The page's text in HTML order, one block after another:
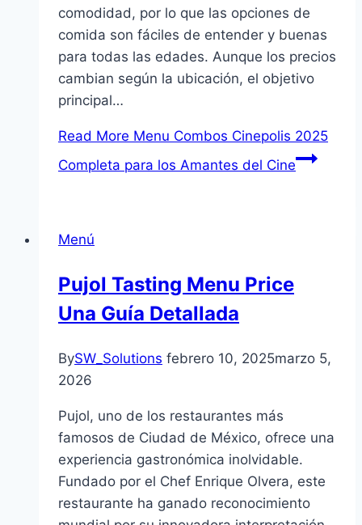
comodidad, por lo que las opciones de
comida son fáciles de entender y buenas
para todas las edades. Aunque los precios
cambian según la ubicación, el objetivo
principal…
Read More Menu Combos Cinepolis 2025
Completa para los Amantes del Cine
Menú
Pujol Tasting Menu Price
Una Guía Detallada
BySW_Solutions febrero 10, 2025marzo 5,
2026
Pujol, uno de los restaurantes más
famosos de Ciudad de México, ofrece una
experiencia gastronómica inolvidable.
Fundado por el Chef Enrique Olvera, este
restaurante ha ganado reconocimiento